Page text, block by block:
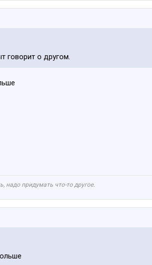
говорит о другом.
надо придумать что-то другое.